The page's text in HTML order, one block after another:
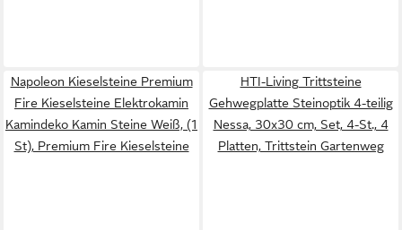
Napoleon Kieselsteine Premium
Fire Kieselsteine Elektrokamin
Kamindeko Kamin Steine Weiß, (1
St), Premium Fire Kieselsteine
HTI-Living Trittsteine
Gehwegplatte Steinoptik 4-teilig
Nessa, 30x30 cm, Set, 4-St., 4
Platten, Trittstein Gartenweg